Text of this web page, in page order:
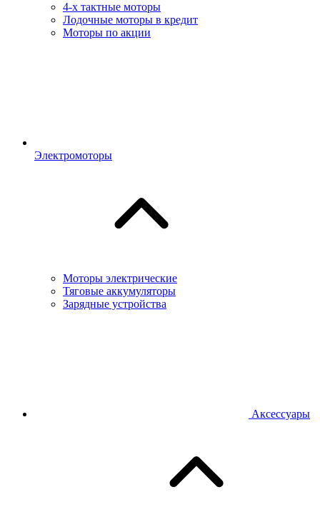
4-х тактные моторы
Лодочные моторы в кредит
Моторы по акции
Электромоторы
Моторы электрические
Тяговые аккумуляторы
Зарядные устройства
Аксессуары